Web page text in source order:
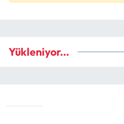
Yükleniyor...